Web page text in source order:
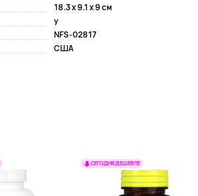
18.3 x 9.1 x 9 см
y
NFS-02817
США
СЕГОДНЯ ДЕШЕВЛЕ